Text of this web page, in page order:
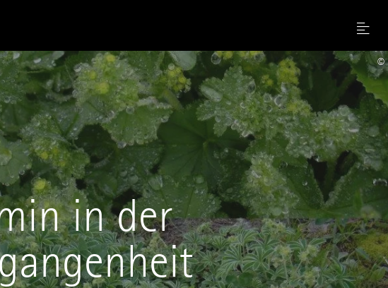
Menu
in der
©